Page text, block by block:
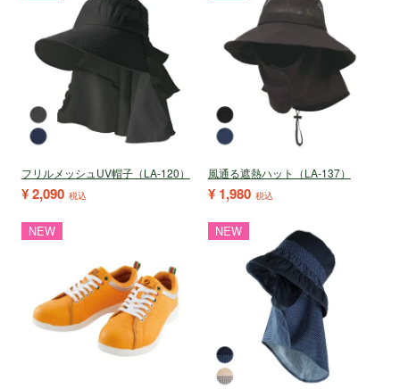
フリルメッシュUV帽子（LA-120）
¥2,090 税込
風通る遮熱ハット（LA-137）
¥ 1,980 税込
NEW NEW